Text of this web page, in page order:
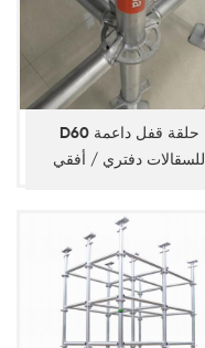
D60 حلقة قفل داعمة
للسقالات دفتري / أفقي